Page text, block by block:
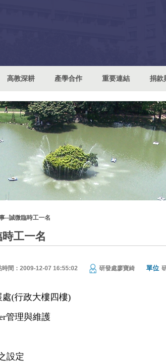
高教深耕 產學合作 重要連結 捐款
--誠微臨時工一名
工一名
間：2009-12-07 16:55:02 研發處廖寶綺 單位
處(行政大樓四樓)
管理與維護
設定